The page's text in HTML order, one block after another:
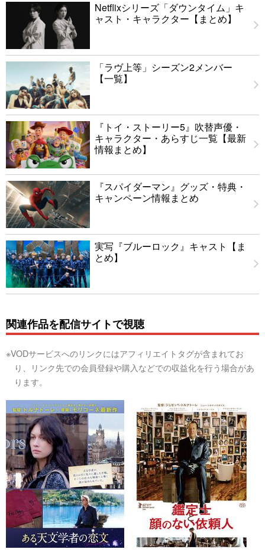
Netflixシリーズ「ダウンタイム」キ
ャスト・キャラクター【まとめ】
「ラヴ上等」シーズン2メンバー
【一覧】
『トイ・ストーリー5』吹替声優・
キャラクター・あらすじ一覧【最新
情報まとめ】
『スパイダーマン』グッズ・特典・
キャンペーン情報まとめ
実写『ブルーロック』キャスト【ま
とめ】
関連作品を配信サイトで視聴
※VODサービスへのリンクにはアフィリエイトタグが含まれてお
り、リンク先での会員登録や購入などでの収益化を行う場合があ
ります。